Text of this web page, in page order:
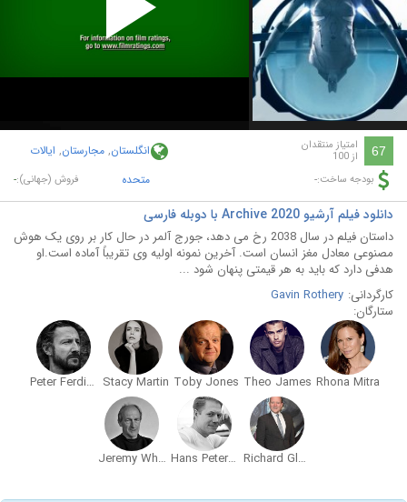
Play
Video
67 امتیاز منتقدان
از 100 انگلستان, مجارستان, ایالات
متحده
بودجه ساخت:- فروش (جهانی):-
دانلود فیلم آرشیو Archive 2020 با دوبله فارسی
داستان فیلم در سال 2038 رخ می دهد، جورج آلمر در حال کار بر روی یک هوش
مصنوعی معادل مغز انسان است. آخرین نمونه اولیه وی تقریباً آماده است.او
هدفی دارد که باید به هر قیمتی پنهان شود ...
کارگردانی: Gavin Rothery
ستارگان:
Rhona Mitra
Theo James
Toby Jones
Stacy Martin
Peter Ferdinando
Richard Glover
Hans Peterson
Jeremy Wheeler